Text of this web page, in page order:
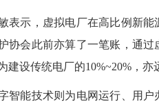
示，虚拟电厂在高比例新能
协会此前亦算了一笔账，通
建设传统电厂的10%~20%，亦
能技术则为电网运行、用户